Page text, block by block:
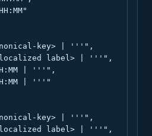
key> | '''",
label> | '''",
| '''",
| '''"
key> | '''",
label> | '''",